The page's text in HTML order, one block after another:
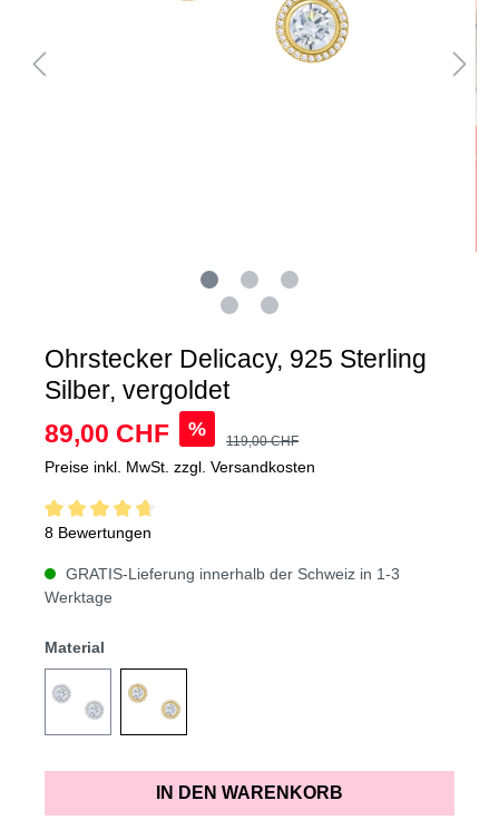
Ohrstecker Delicacy, 925 Sterling
Silber, vergoldet
89,00 CHF
%
119,00 CHF
Preise inkl. MwSt. zzgl. Versandkosten
8 Bewertungen
GRATIS-Lieferung innerhalb der Schweiz in 1-3
Werktage
Material
IN DEN WARENKORB